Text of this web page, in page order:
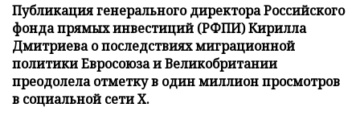
Публикация генерального директора Российского
фонда прямых инвестиций (РФПИ) Кирилла
Дмитриева о последствиях миграционной
политики Евросоюза и Великобритании
преодолела отметку в один миллион просмотров
в социальной сети X.